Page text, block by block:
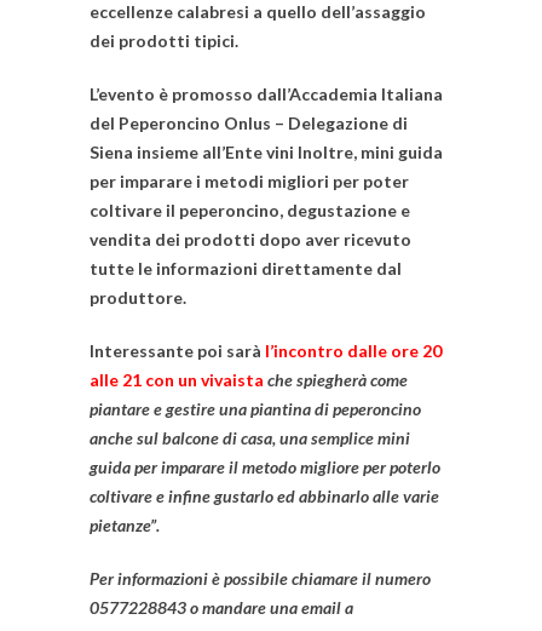
eccellenze calabresi a quello dell’assaggio
dei prodotti tipici.
L’evento è promosso dall’Accademia Italiana
del Peperoncino Onlus – Delegazione di
Siena insieme all’Ente vini Inoltre, mini guida
per imparare i metodi migliori per poter
coltivare il peperoncino, degustazione e
vendita dei prodotti dopo aver ricevuto
tutte le informazioni direttamente dal
produttore.
Interessante poi sarà l’incontro dalle ore 20
alle 21 con un vivaista che spiegherà come
piantare e gestire una piantina di peperoncino
anche sul balcone di casa, una semplice mini
guida per imparare il metodo migliore per poterlo
coltivare e infine gustarlo ed abbinarlo alle varie
pietanze”.
Per informazioniè possibile chiamare il numero
0577228843 o mandare una email a